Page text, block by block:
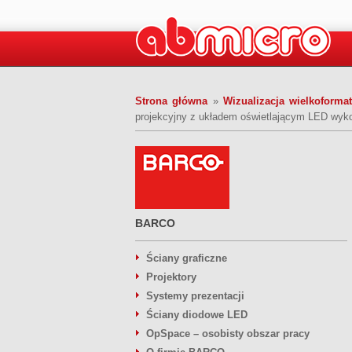
Strona główna» Wizualizacja
projekcyjny z układem oświetlającym LED
BARCO
Ściany graficzne
Projektory
Systemy prezentacji
Ściany diodowe LED
OpSpace – osobisty obszar pracy